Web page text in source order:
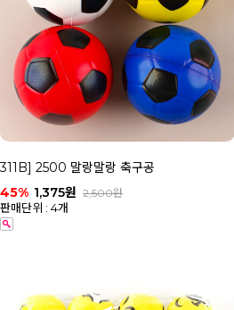
311B] 2500 말랑말랑 축구공
45% 1,375원 2,500원
판매단위 : 4개